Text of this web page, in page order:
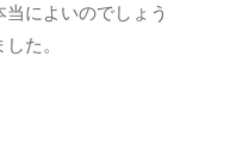
によいのでしょう
た。